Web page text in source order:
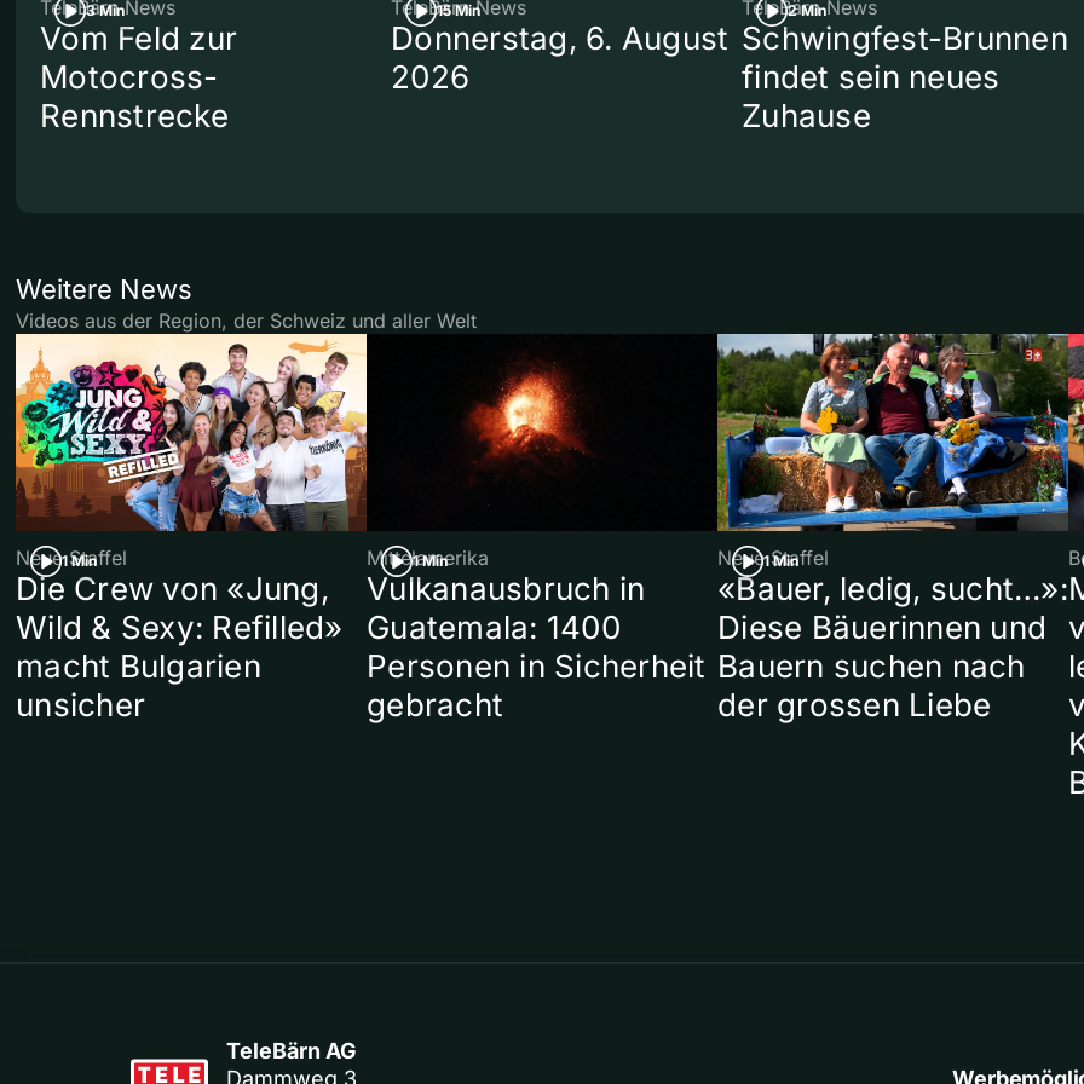
3 Min
TeleBärn News
Vom Feld zur
Motocross-
Rennstrecke
15 Min
TeleBärn News
Donnerstag, 6. August
2026
2 Min
TeleBärn News
Schwingfest-Brunnen
findet sein neues
Zuhause
Weitere News
Videos aus der Region, der Schweiz und aller Welt
1 Min
Neue Staffel
Die Crew von «Jung,
Wild & Sexy: Refilled»
macht Bulgarien
unsicher
1 Min
Mittelamerika
Vulkanausbruch in
Guatemala: 1400
Personen in Sicherheit
gebracht
1 Min
Neue Staffel
«Bauer, ledig, sucht…»:
Diese Bäuerinnen und
Bauern suchen nach
der grossen Liebe
TeleBärn AG
Dammweg 3